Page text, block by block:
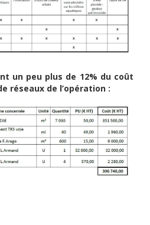
un peu plus de 12% du coût
réseaux de l’opération :